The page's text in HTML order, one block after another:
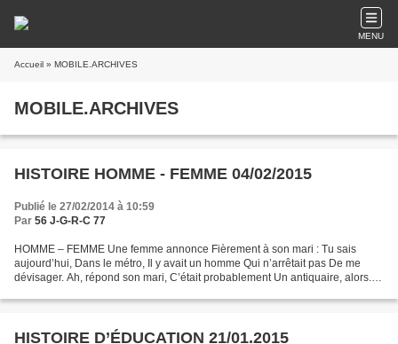
MENU
Accueil » MOBILE.ARCHIVES
MOBILE.ARCHIVES
HISTOIRE HOMME - FEMME 04/02/2015
Publié le 27/02/2014 à 10:59
Par 56 J-G-R-C 77
HOMME – FEMME Une femme annonce Fièrement à son mari : Tu sais
aujourd’hui, Dans le métro, Il y avait un homme Qui n’arrêtait pas De me
dévisager. Ah, répond son mari, C’était probablement Un antiquaire, alors.
HISTOIRE D’ÉDUCATION 21/01.2015